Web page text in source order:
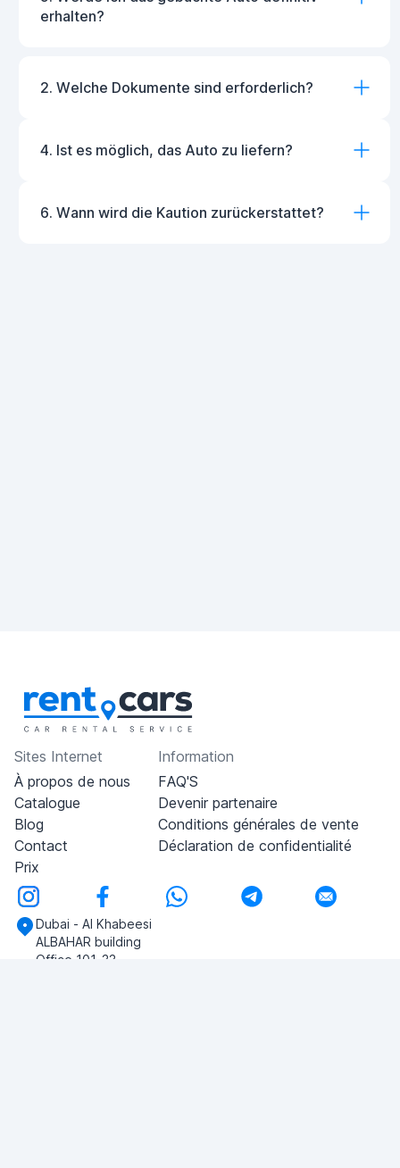
erhalten?
2. Welche Dokumente sind erforderlich?
4. Ist es möglich, das Auto zu liefern?
6. Wann wird die Kaution zurückerstattet?
Sites Internet
À propos de nous
Catalogue
Blog
Contact
Prix
Information
FAQ'S
Devenir partenaire
Conditions générales de vente
Déclaration de confidentialité
Dubai - Al Khabeesi
ALBAHAR building
Office 101-33